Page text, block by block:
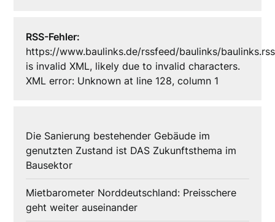
RSS-Fehler:
https://www.baulinks.de/rssfeed/baulinks/baulinks.rss
is invalid XML, likely due to invalid characters.
XML error: Unknown at line 128, column 1
Die Sanierung bestehender Gebäude im
genutzten Zustand ist DAS Zukunftsthema im
Bausektor
Mietbarometer Norddeutschland: Preisschere
geht weiter auseinander